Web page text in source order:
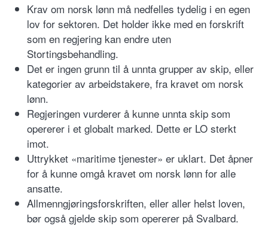
Krav om norsk lønn må nedfelles tydelig i en egen
lov for sektoren. Det holder ikke med en forskrift
som en regjering kan endre uten
Stortingsbehandling.
Det er ingen grunn til å unnta grupper av skip, eller
kategorier av arbeidstakere, fra kravet om norsk
lønn.
Regjeringen vurderer å kunne unnta skip som
opererer i et globalt marked. Dette er LO sterkt
imot.
Uttrykket «maritime tjenester» er uklart. Det åpner
for å kunne omgå kravet om norsk lønn for alle
ansatte.
Allmenngjøringsforskriften, eller aller helst loven,
bør også gjelde skip som opererer på Svalbard.